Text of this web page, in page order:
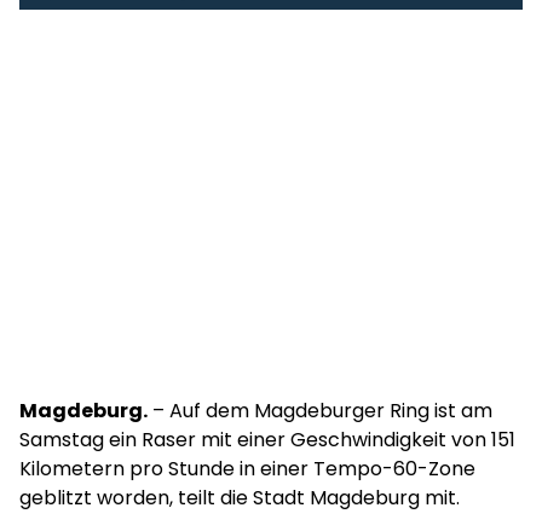
Magdeburg. – Auf dem Magdeburger Ring ist am
Samstag ein Raser mit einer Geschwindigkeit von 151
Kilometern pro Stunde in einer Tempo-60-Zone
geblitzt worden, teilt die Stadt Magdeburg mit.